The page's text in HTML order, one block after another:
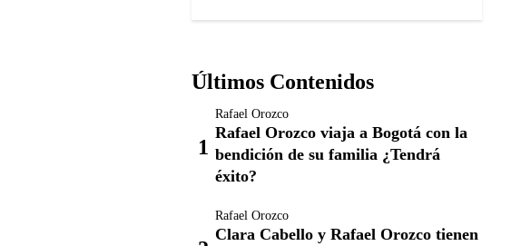
Últimos Contenidos
Rafael Orozco
Rafael Orozco viaja a Bogotá con la
bendición de su familia ¿Tendrá
éxito?
Rafael Orozco
Clara Cabello y Rafael Orozco tienen